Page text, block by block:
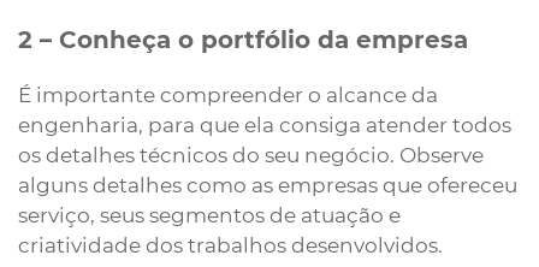
2 – Conheça o portfólio da empresa
É importante compreender o alcance da
engenharia, para que ela consiga atender todos
os detalhes técnicos do seu negócio. Observe
alguns detalhes como as empresas que ofereceu
serviço, seus segmentos de atuação e
criatividade dos trabalhos desenvolvidos.